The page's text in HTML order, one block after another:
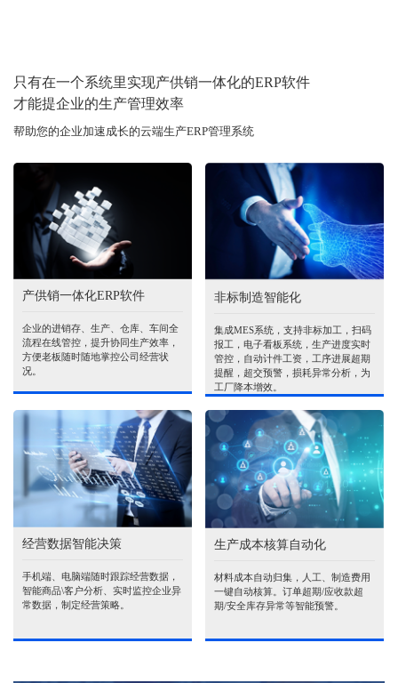
只有在一个系统里实现产供销一体化的ERP软件
才能提企业的生产管理效率
帮助您的企业加速成长的云端生产ERP管理系统
产供销一体化ERP软件
企业的进销存、生产、仓库、车间全
流程在线管控，提升协同生产效率，
方便老板随时随地掌控公司经营状
况。
非标制造智能化
集成MES系统，支持非标加工，扫码
报工，电子看板系统，生产进度实时
管控，自动计件工资，工序进展超期
提醒，超交预警，损耗异常分析，为
工厂降本增效。
经营数据智能决策
手机端、电脑端随时跟踪经营数据，
智能商品\客户分析、实时监控企业异
常数据，制定经营策略。
生产成本核算自动化
材料成本自动归集，人工、制造费用
一键自动核算。订单超期/应收款超
期/安全库存异常等智能预警。